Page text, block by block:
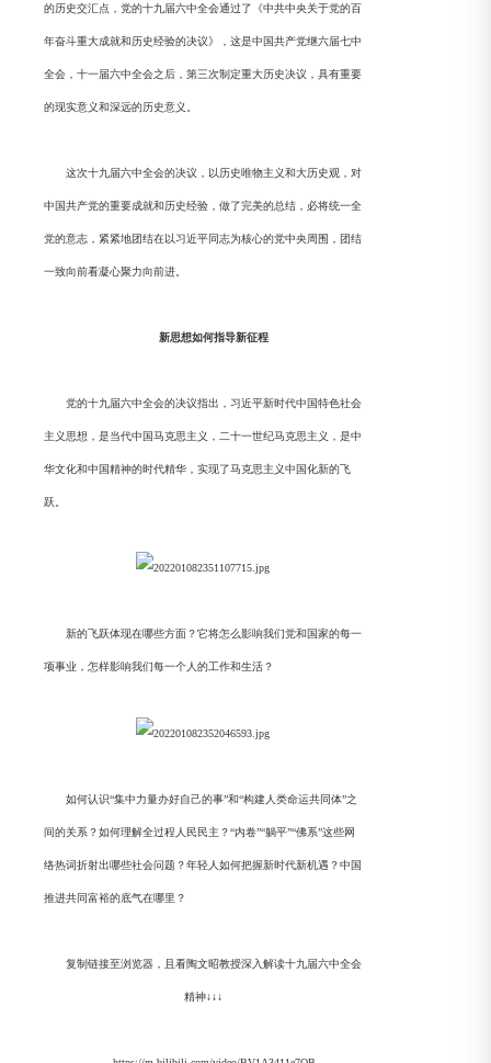
的历史交汇点，党的十九届六中全会通过了《中共中央关于党的百
年奋斗重大成就和历史经验的决议》，这是中国共产党继六届七中
全会，十一届六中全会之后，第三次制定重大历史决议，具有重要
的现实意义和深远的历史意义。
这次十九届六中全会的决议，以历史唯物主义和大历史观，对
中国共产党的重要成就和历史经验，做了完美的总结，必将统一全
党的意志，紧紧地团结在以习近平同志为核心的党中央周围，团结
一致向前看凝心聚力向前进。
新思想如何指导新征程
党的十九届六中全会的决议指出，习近平新时代中国特色社会
主义思想，是当代中国马克思主义，二十一世纪马克思主义，是中
华文化和中国精神的时代精华，实现了马克思主义中国化新的飞
跃。
新的飞跃体现在哪些方面？它将怎么影响我们党和国家的每一
项事业，怎样影响我们每一个人的工作和生活？
如何认识“集中力量办好自己的事”和“构建人类命运共同体”之
间的关系？如何理解全过程人民民主？“内卷”“躺平”“佛系”这些网
络热词折射出哪些社会问题？年轻人如何把握新时代新机遇？中国
推进共同富裕的底气在哪里？
复制链接至浏览器，且看陶文昭教授深入解读十九届六中全会
精神↓↓↓